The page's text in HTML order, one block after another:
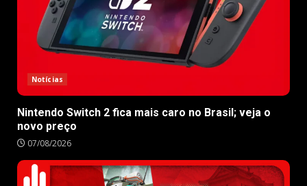
Notícias
Nintendo Switch 2 fica mais caro no Brasil; veja o
novo preço
07/08/2026